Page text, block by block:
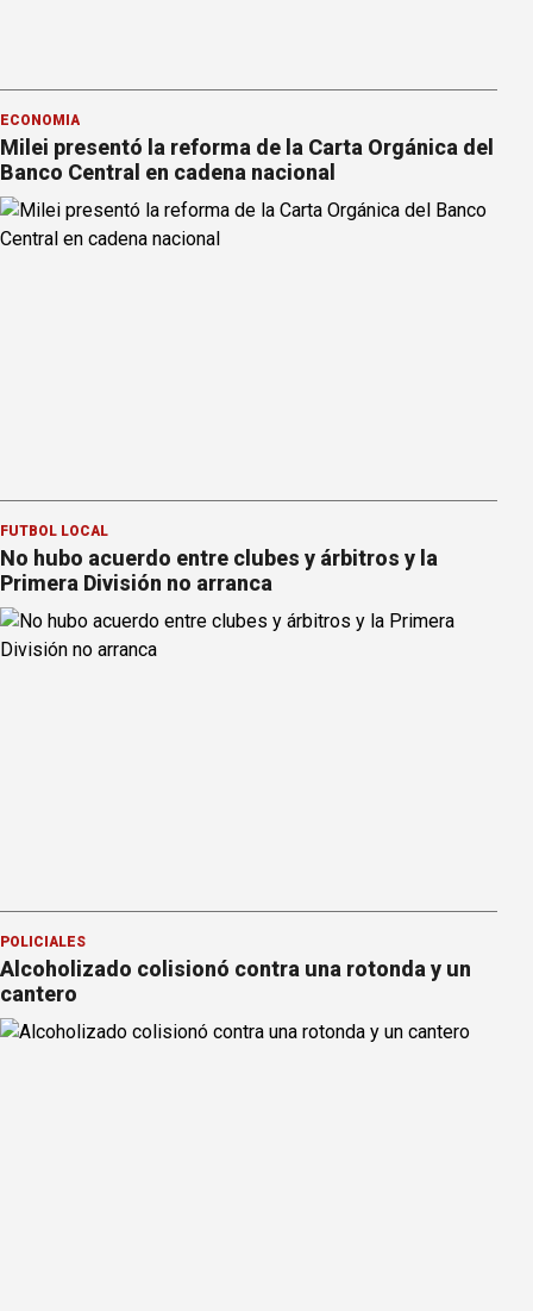
ECONOMÍA
Milei presentó la reforma de la Carta Orgánica del
Banco Central en cadena nacional
FÚTBOL LOCAL
No hubo acuerdo entre clubes y árbitros y la
Primera División no arranca
POLICIALES
Alcoholizado colisionó contra una rotonda y un
cantero